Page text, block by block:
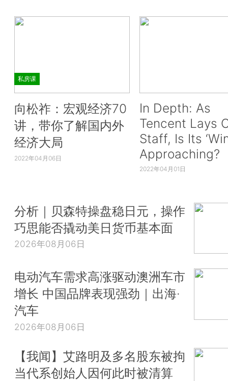
私房课
向松祚：宏观经济70
讲，带你了解国内外
经济大局
2022年04月06日
In Depth: As
Tencent Lays
Staff, Is Its
Approaching?
2022年04月01日
分析｜贝森特操盘稳日元，操作
巧思能否撬动美日货币基本面
2026年08月06日
电动汽车需求高涨驱动澳洲车市
增长 中国品牌表现强劲｜出海·
汽车
2026年08月06日
【我闻】艾路明及多名股东被拘
当代系创始人因何此时被清算